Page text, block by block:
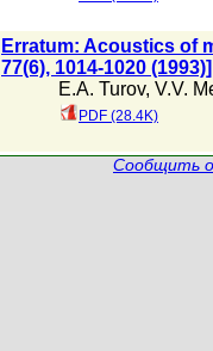
Erratum: Acoustics of
77(6), 1014-1020 (1993)]
E.A. Turov, V.V.
PDF (28.4K)
Сообщить о